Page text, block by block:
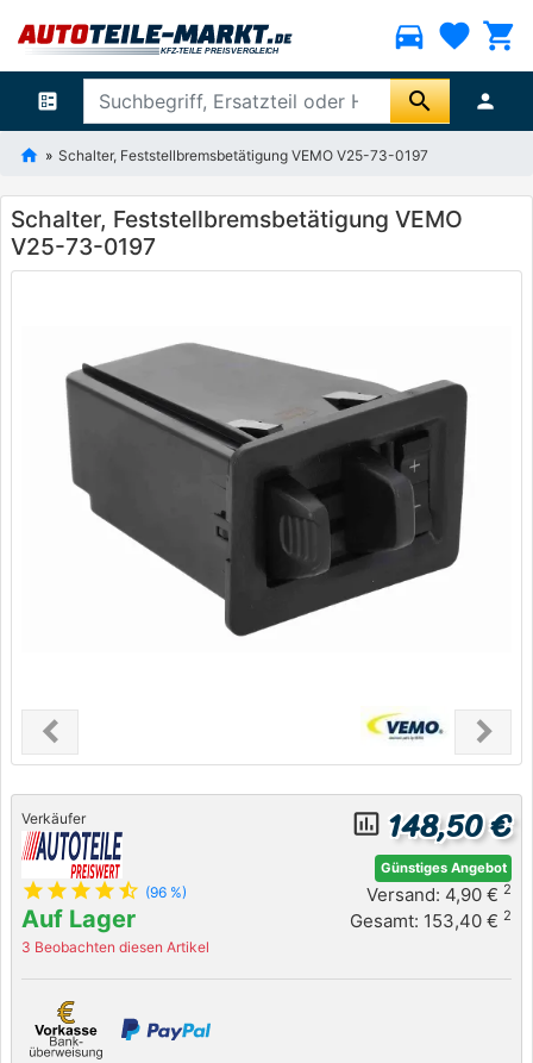
directions_car favorite shopping_cart
ballot search person
Schalter, Feststellbremsbetätigung VEMO V25-73-0197
Schalter, Feststellbremsbetätigung VEMO
V25-73-0197
chevron_leftPrevious chevron_right
Next
Verkäufer
star star star star star_half (96 %)
Auf Lager
3 Beobachten diesen Artikel
insert_chart_outlined 148,50 €
Günstiges Angebot
Versand: 4,90 € 2
Gesamt: 153,40 € 2